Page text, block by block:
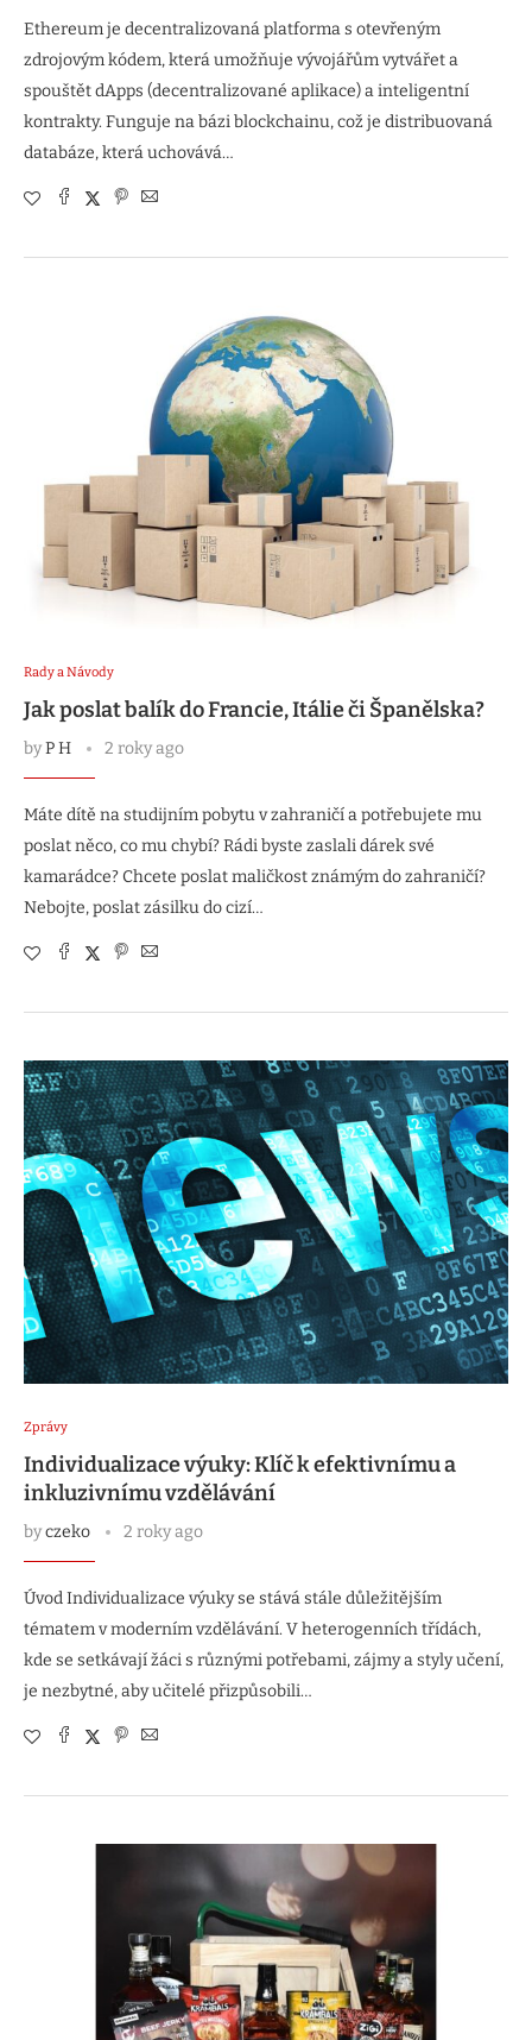
Ethereum je decentralizovaná platforma s otevřeným
zdrojovým kódem, která umožňuje vývojářům vytvářet a
spouštět dApps (decentralizované aplikace) a inteligentní
kontrakty. Funguje na bázi blockchainu, což je distribuovaná
databáze, která uchovává…
Rady a Návody
Jak poslat balík do Francie, Itálie či Španělska?
byP H 2 roky ago
Máte dítě na studijním pobytu v zahraničí a potřebujete mu
poslat něco, co mu chybí? Rádi byste zaslali dárek své
kamarádce? Chcete poslat maličkost známým do zahraničí?
Nebojte, poslat zásilku do cizí…
Zprávy
Individualizace výuky: Klíč k efektivnímu a
inkluzivnímu vzdělávání
byczeko 2 roky ago
Úvod Individualizace výuky se stává stále důležitějším
tématem v moderním vzdělávání. V heterogenních třídách,
kde se setkávají žáci s různými potřebami, zájmy a styly učení,
je nezbytné, aby učitelé přizpůsobili…